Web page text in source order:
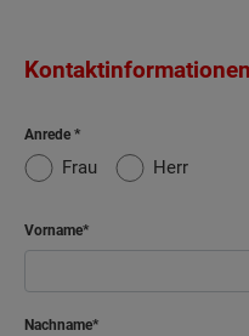
Kontaktinformationen
Anrede
Frau Herr
Vorname
Nachname